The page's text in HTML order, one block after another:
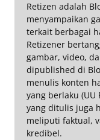
Retizen adalah
menyampaikan
terkait berbagai
Retizener
gambar, video,
dipublished di
menulis konten
yang berlaku (UU
yang ditulis juga
meliputi faktual,
kredibel.